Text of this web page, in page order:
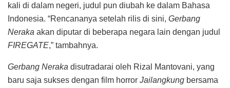
kali di dalam negeri, judul pun diubah ke dalam Bahasa
Indonesia. “Rencananya setelah rilis di sini, Gerbang
Neraka akan diputar di beberapa negara lain dengan judul
FIREGATE,” tambahnya.
Gerbang Neraka disutradarai oleh Rizal Mantovani, yang
baru saja sukses dengan film horror Jailangkung bersama